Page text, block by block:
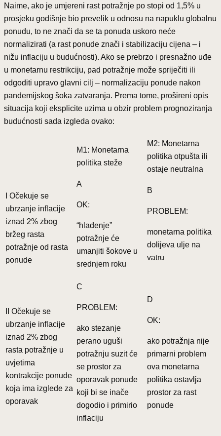
Naime, ako je umjereni rast potražnje po stopi od 1,5% u
prosjeku godišnje bio prevelik u odnosu na napuklu globalnu
ponudu, to ne znači da se ta ponuda uskoro neće
normalizirati (a rast ponude znači i stabilizaciju cijena – i
nižu inflaciju u budućnosti). Ako se prebrzo i presnažno uđe
u monetarnu restrikciju, pad potražnje može spriječiti ili
odgoditi upravo glavni cilj – normalizaciju ponude nakon
pandemijskog šoka zatvaranja. Prema tome, prošireni opis
situacija koji eksplicite uzima u obzir problem prognoziranja
budućnosti sada izgleda ovako:
M1: Monetarna
politika steže
M2: Monetarna
politika otpušta ili
ostaje neutralna
I Očekuje se
ubrzanje inflacije
iznad 2% zbog
bržeg rasta
potražnje od rasta
ponude
A
OK:
“hlađenje”
potražnje će
umanjiti šokove u
srednjem roku
B
PROBLEM:
monetarna politika
dolijeva ulje na
vatru
II Očekuje se
ubrzanje inflacije
iznad 2% zbog
rasta potražnje u
uvjetima
kontrakcije ponude
koja ima izglede za
oporavak
C
PROBLEM:
ako stezanje
perano uguši
potražnju suzit će
se prostor za
oporavak ponude
koji bi se inače
dogodio i primirio
inflaciju
D
OK:
ako potražnja nije
primarni problem
ova monetarna
politika ostavlja
prostor za rast
ponude